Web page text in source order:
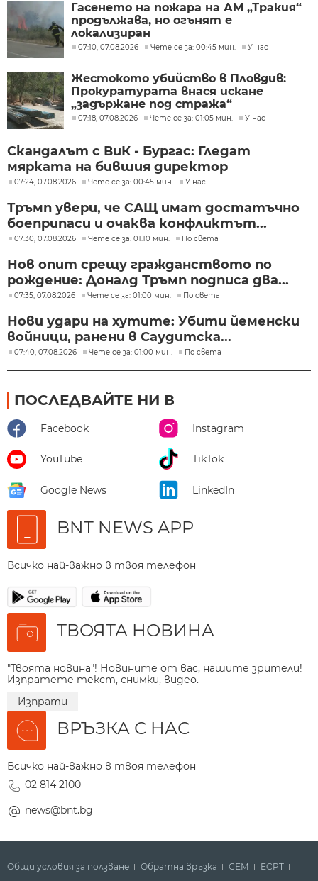
Гасенето на пожара на АМ „Тракия“
продължава, но огънят е
локализиран
07:10, 07.08.2026 Чете се за: 00:45 мин. У нас
Жестокото убийство в Пловдив:
Прокуратурата внася искане
„задържане под стража“
07:18, 07.08.2026 Чете се за: 01:05 мин. У нас
Скандалът с ВиК - Бургас: Гледат
мярката на бившия директор
07:24, 07.08.2026 Чете се за: 00:45 мин. У нас
Тръмп увери, че САЩ имат достатъчно
боеприпаси и очаква конфликтът...
07:30, 07.08.2026 Чете се за: 01:10 мин. По света
Нов опит срещу гражданството по
рождение: Доналд Тръмп подписа два...
07:35, 07.08.2026 Чете се за: 01:00 мин. По света
Нови удари на хутите: Убити йеменски
войници, ранени в Саудитска...
07:40, 07.08.2026 Чете се за: 01:00 мин. По света
ПОСЛЕДВАЙТЕ НИ В
Facebook Instagram
YouTube TikTok
Google News LinkedIn
BNT NEWS APP
Всичко най-важно в твоя телефон
ТВОЯТА НОВИНА
"Твоята новина"! Новините от вас, нашите зрители!
Изпратете текст, снимки, видео.
Изпрати
ВРЪЗКА С НАС
Всичко най-важно в твоя телефон
02 814 2100
news@bnt.bg
Общи условия за ползване Обратна връзка СЕМ ECPT